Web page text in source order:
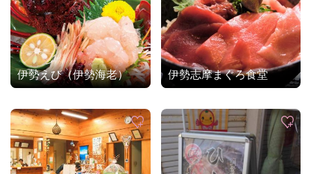
伊勢えび（伊勢海老） 伊勢志摩まぐろ食堂